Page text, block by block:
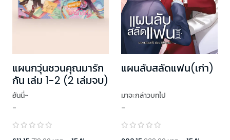
แผนกวุ่นชวนคุณมารัก
กัน เล่ม 1-2 (2 เล่มจบ)
ฮันนี่~
-
แผนลับสลัดแฟน(เก่า)
มาจะกล่าวบทไป
-